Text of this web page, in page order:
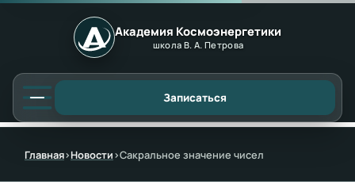
Академия Космоэнергетики
школа В. А. Петрова
Записаться
Главная›Новости›Сакральное значение чисел